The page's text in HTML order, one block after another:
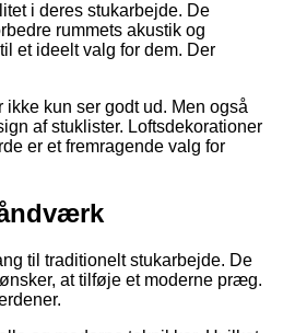
i deres stukarbejde. De
rummets akustik og
et ideelt valg for dem. Der
kun ser godt ud. Men også
af stuklister. Loftsdekorationer
er et fremragende valg for
til traditionelt stukarbejde. De
at tilføje et moderne præg.